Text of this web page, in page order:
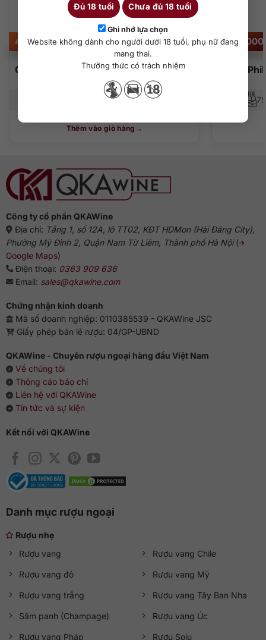
Đủ 18 tuổi Chưa đủ 18 tuổi
Ghi nhớ lựa chọn
Website không dành cho người dưới 18 tuổi, phụ nữ đang
mang thai.
Thưởng thức có trách nhiệm
Chateau Los Boldos Tradition Reserve
Carmenere
450.000₫
13,5%
Thêm vào giỏ hàng
Baron
2.500.000
Công ty cổ phần QKAWine
Địa chỉ: Tầng 1, số 12A, lô TT02, KĐT HDMon (Hải Đăng City),
Phường Mỹ Đình 2, Quận Nam Từ Liêm, Thành phố Hà Nội(
Google Maps)
Điện thoại: 0363 909 636
Email: sales@qkawine.com
Chứng nhận kinh doanh
Mã số doanh nghiệp: 0110385539 - QKAWine JSC
Giấy phép bán lẻ rượu: 04/GP-UBND
QKAWine - Chuyên rượu ngoại hàng đầu Việt Nam
Về chúng tôi
Thông cáo báo chí
Liên hệ với QKAWine
Tin tức và sự kiện
Kết nối với QKAWine
Danh mục rượu ngoại
Rượu nhẹ
Rượu vang
Rượu vang đỏ
Rượu vang trắng
Sâm panh (Champage)
Rượu vang Pháp
Rượu vang Chile
Rượu vang Mỹ
Rượu vang Tây Ban Nha
Rượu vang Úc
Rượu Soju